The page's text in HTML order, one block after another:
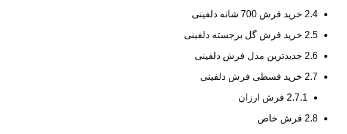
2.4 خرید فرش 700 شانه دلفینی
2.5 خرید فرش گل برجسته دلفینی
2.6 جدیدترین مدل فرش دلفینی
2.7 خرید قسطی فرش دلفینی
2.7.1 فرش ارزان
2.8 فرش خاص